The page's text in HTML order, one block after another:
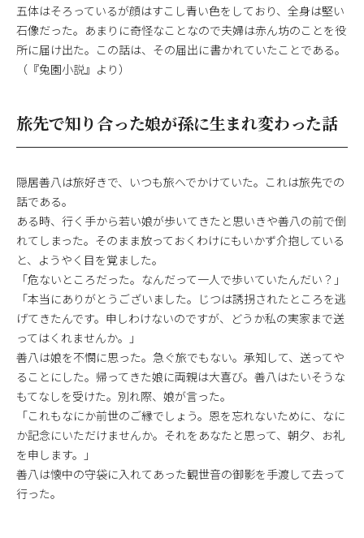
五体はそろっているが顔はすこし青い色をしており、全身は堅い
石像だった。あまりに奇怪なことなので夫婦は赤ん坊のことを役
所に届け出た。この話は、その届出に書かれていたことである。
（『兔園小説』より）
旅先で知り合った娘が孫に生まれ変わった話
隠居善八は旅好きで、いつも旅へでかけていた。これは旅先での
話である。
ある時、行く手から若い娘が歩いてきたと思いきや善八の前で倒
れてしまった。そのまま放っておくわけにもいかず介抱している
と、ようやく目を覚ました。
「危ないところだった。なんだって一人で歩いていたんだい？」
「本当にありがとうございました。じつは誘拐されたところを逃
げてきたんです。申しわけないのですが、どうか私の実家まで送
ってはくれませんか。」
善八は娘を不憫に思った。急ぐ旅でもない。承知して、送ってや
ることにした。帰ってきた娘に両親は大喜び。善八はたいそうな
もてなしを受けた。別れ際、娘が言った。
「これもなにか前世のご縁でしょう。恩を忘れないために、なに
か記念にいただけませんか。それをあなたと思って、朝夕、お礼
を申します。」
善八は懐中の守袋に入れてあった観世音の御影を手渡して去って
行った。